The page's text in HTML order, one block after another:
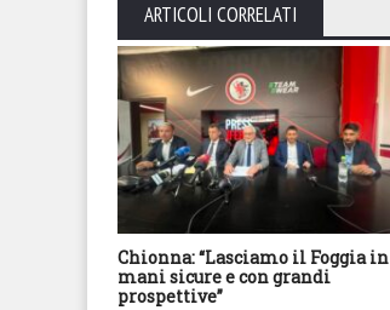
ARTICOLI CORRELATI
Chionna: “Lasciamo il Foggia in
mani sicure e con grandi
prospettive”